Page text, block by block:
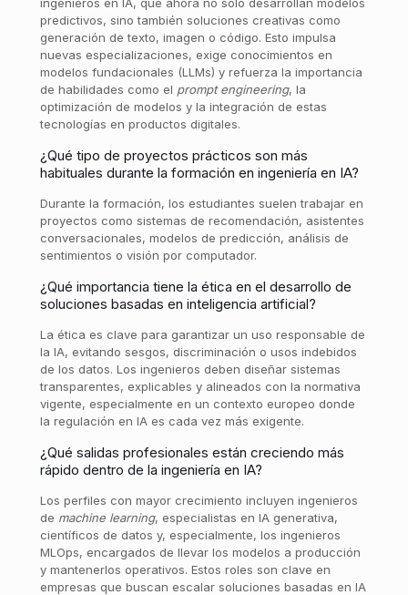
predictivos, sino también soluciones creativas como
generación de texto, imagen o código. Esto impulsa
nuevas especializaciones, exige conocimientos en
modelos fundacionales (LLMs) y refuerza la importancia
de habilidades como el prompt engineering, la
optimización de modelos y la integración de estas
tecnologías en productos digitales.
¿Qué tipo de proyectos prácticos son más
habituales durante la formación en ingeniería en IA?
Durante la formación, los estudiantes suelen trabajar en
proyectos como sistemas de recomendación, asistentes
conversacionales, modelos de predicción, análisis de
sentimientos o visión por computador.
¿Qué importancia tiene la ética en el desarrollo de
soluciones basadas en inteligencia artificial?
La ética es clave para garantizar un uso responsable de
la IA, evitando sesgos, discriminación o usos indebidos
de los datos. Los ingenieros deben diseñar sistemas
transparentes, explicables y alineados con la normativa
vigente, especialmente en un contexto europeo donde
la regulación en IA es cada vez más exigente.
¿Qué salidas profesionales están creciendo más
rápido dentro de la ingeniería en IA?
Los perfiles con mayor crecimiento incluyen ingenieros
de machine learning, especialistas en IA generativa,
científicos de datos y, especialmente, los ingenieros
MLOps, encargados de llevar los modelos a producción
y mantenerlos operativos. Estos roles son clave en
empresas que buscan escalar soluciones basadas en IA